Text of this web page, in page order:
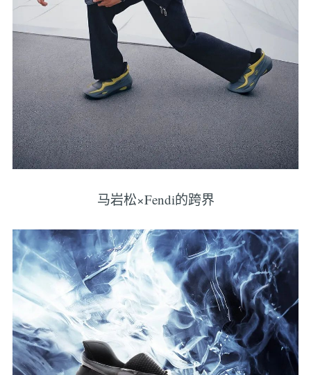
马岩松×Fendi的跨界